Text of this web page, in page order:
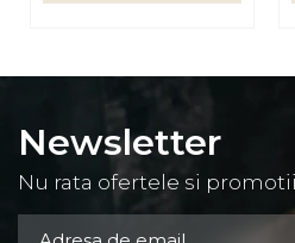
Newsletter
Nu rata ofertele si